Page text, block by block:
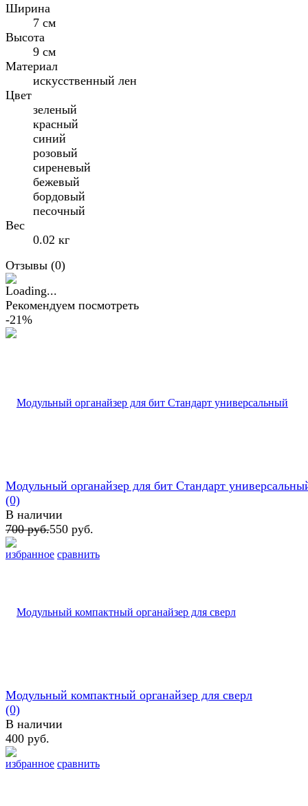
Ширина
7 см
Высота
9 см
Материал
искусственный лен
Цвет
зеленый
красный
синий
розовый
сиреневый
бежевый
бордовый
песочный
Вес
0.02 кг
Отзывы (0)
Рекомендуем посмотреть
-21%
избранное сравнить
Модульный органайзер для бит Стандарт
(0)
В наличии
700 руб.550 руб.
избранное сравнить
Модульный компактный органайзер для сверл
(0)
В наличии
400 руб.